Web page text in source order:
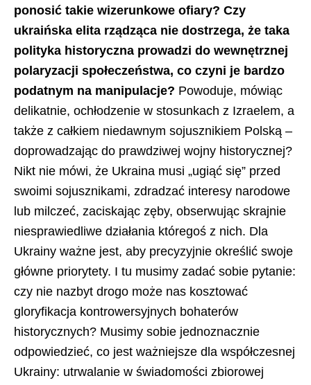
ponosić takie wizerunkowe ofiary? Czy
ukraińska elita rządząca nie dostrzega, że taka
polityka historyczna prowadzi do wewnętrznej
polaryzacji społeczeństwa, co czyni je bardzo
podatnym na manipulacje? Powoduje, mówiąc
delikatnie, ochłodzenie w stosunkach z Izraelem, a
także z całkiem niedawnym sojusznikiem Polską –
doprowadzając do prawdziwej wojny historycznej?
Nikt nie mówi, że Ukraina musi „ugiąć się” przed
swoimi sojusznikami, zdradzać interesy narodowe
lub milczeć, zaciskając zęby, obserwując skrajnie
niesprawiedliwe działania któregoś z nich. Dla
Ukrainy ważne jest, aby precyzyjnie określić swoje
główne priorytety. I tu musimy zadać sobie pytanie:
czy nie nazbyt drogo może nas kosztować
gloryfikacja kontrowersyjnych bohaterów
historycznych? Musimy sobie jednoznacznie
odpowiedzieć, co jest ważniejsze dla współczesnej
Ukrainy: utrwalanie w świadomości zbiorowej